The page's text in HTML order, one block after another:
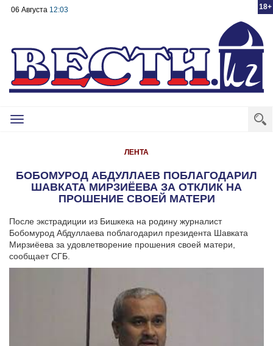
18+
06 Августа 12:03
Toggle
ЛЕНТА
БОБОМУРОД АБДУЛЛАЕВ ПОБЛАГОДАРИЛ
ШАВКАТА МИРЗИЁЕВА ЗА ОТКЛИК НА
ПРОШЕНИЕ СВОЕЙ МАТЕРИ
После экстрадиции из Бишкека на родину журналист
Бобомурод Абдуллаева поблагодарил президента Шавката
Мирзиёева за удовлетворение прошения своей матери,
сообщает СГБ.